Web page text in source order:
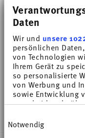
Daten
Wir und unsere
persönlichen
von Technologien
Ihrem Gerät zu
so personalisierte
von Werbung und
sowie Entwicklung
entscheiden
Cookie-Erklärung
Trigger Symbol
Notwendig
The extensive
of combinations
allowing it to be
worlds of every
cheerful style
unique.HAVE A